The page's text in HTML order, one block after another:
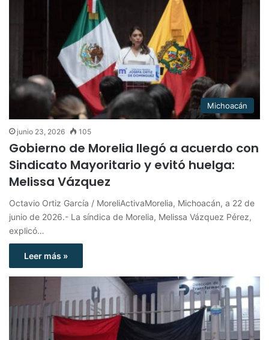
Michoacán
junio 23, 2026 105
Gobierno de Morelia llegó a acuerdo con
Sindicato Mayoritario y evitó huelga:
Melissa Vázquez
Octavio Ortiz García / MoreliActivaMorelia, Michoacán, a 22 de
junio de 2026.- La síndica de Morelia, Melissa Vázquez Pérez,
explicó…
Leer más »